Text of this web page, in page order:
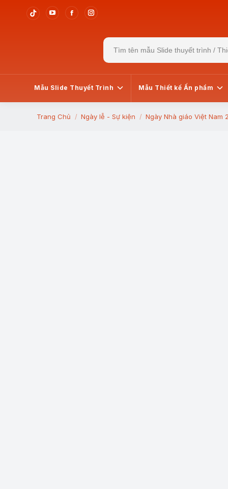
Tiktok
window
YouTube
window
Facebook
window
Instagram
opens
window
Search
for:
Mẫu Slide Thuyết Trình Mẫu Thiết kế Ấn phẩm
You are here:
Trang Chủ Ngày lễ - Sự kiện Ngày Nhà giáo Việt Nam